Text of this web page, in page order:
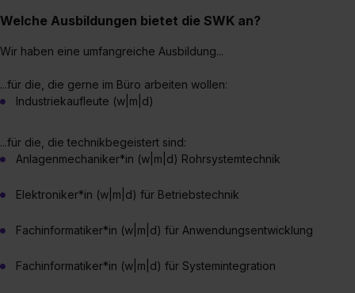
Welche Ausbildungen bietet die SWK an?
Wir haben eine umfangreiche Ausbildung...
...für die, die gerne im Büro arbeiten wollen:
Industriekaufleute (w|m|d)
...für die, die technikbegeistert sind:
Anlagenmechaniker*in (w|m|d) Rohrsystemtechnik
Elektroniker*in (w|m|d) für Betriebstechnik
Fachinformatiker*in (w|m|d) für Anwendungsentwicklung
Fachinformatiker*in (w|m|d) für Systemintegration